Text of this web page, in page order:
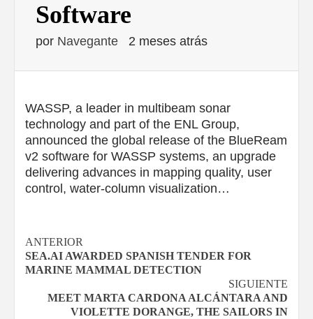
Software
por Navegante 2 meses atrás
WASSP, a leader in multibeam sonar
technology and part of the ENL Group,
announced the global release of the BlueReam
v2 software for WASSP systems, an upgrade
delivering advances in mapping quality, user
control, water-column visualization…
Navegación
de
entradas
ANTERIOR
SEA.AI AWARDED SPANISH TENDER FOR
MARINE MAMMAL DETECTION
SIGUIENTE
MEET MARTA CARDONA ALCÁNTARA AND
VIOLETTE DORANGE, THE SAILORS IN